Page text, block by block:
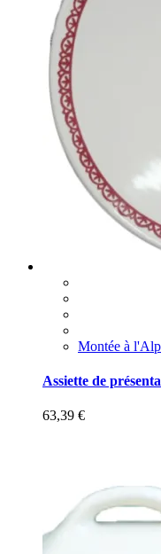
Montée à
Assiette de
63,39 €